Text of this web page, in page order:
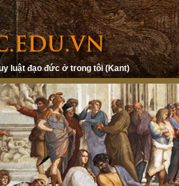
luật đạo đức ở trong tôi (Kant)